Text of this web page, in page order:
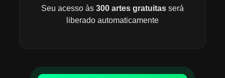
Seu acesso às 300 artes gratuitas será
liberado automaticamente